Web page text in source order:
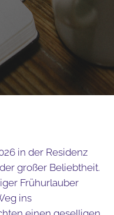
in der Residenz
großer Beliebtheit.
Frühurlauber
ins